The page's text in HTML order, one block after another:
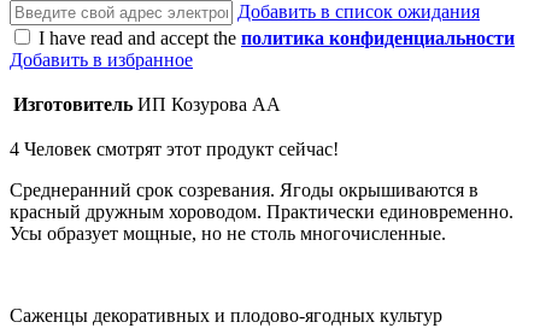
Добавить в список ожидания
I have read and accept the политика конфиденциальности
Добавить в избранное
Изготовитель ИП Козурова АА
4 Человек смотрят этот продукт сейчас!
Среднеранний срок созревания. Ягоды окрышиваются в
красный дружным хороводом. Практически единовременно.
Усы образует мощные, но не столь многочисленные.
Саженцы декоративных и плодово-ягодных культур